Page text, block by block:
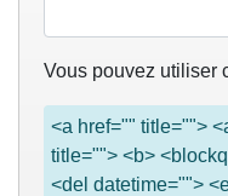
Vous pouvez utiliser
<a href="" title="">
title=""> <b>
<del datetime="">